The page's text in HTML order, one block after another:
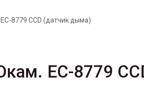
8779 CCD (датчик дыма)
EC-8779